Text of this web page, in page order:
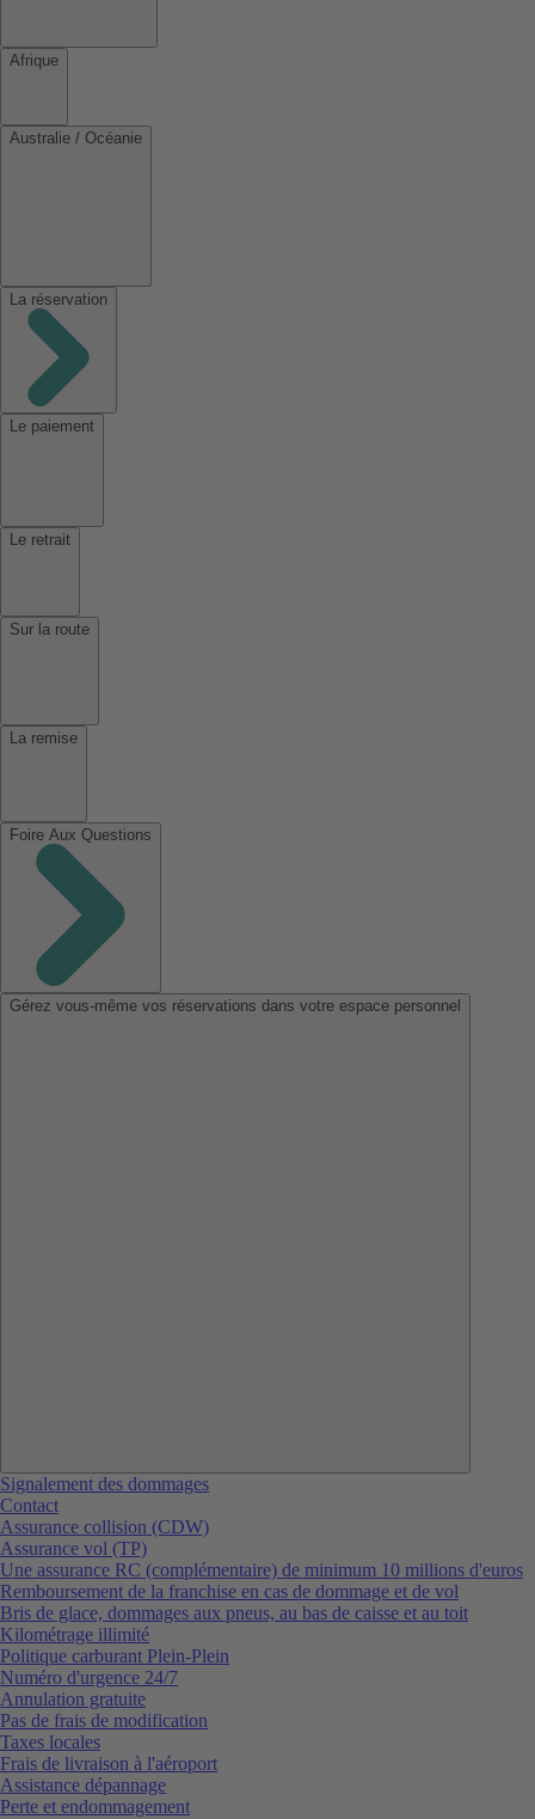
Afrique
Australie / Océanie
La réservation
Le paiement
Le retrait
Sur la route
La remise
Foire Aux Questions
Gérez vous-même vos réservations dans votre espace personnel
Signalement des dommages
Contact
Assurance collision (CDW)
Assurance vol (TP)
Une assurance RC (complémentaire) de minimum 10 millions d'euros
Remboursement de la franchise en cas de dommage et de vol
Bris de glace, dommages aux pneus, au bas de caisse et au toit
Kilométrage illimité
Politique carburant Plein-Plein
Numéro d'urgence 24/7
Annulation gratuite
Pas de frais de modification
Taxes locales
Frais de livraison à l'aéroport
Assistance dépannage
Perte et endommagement